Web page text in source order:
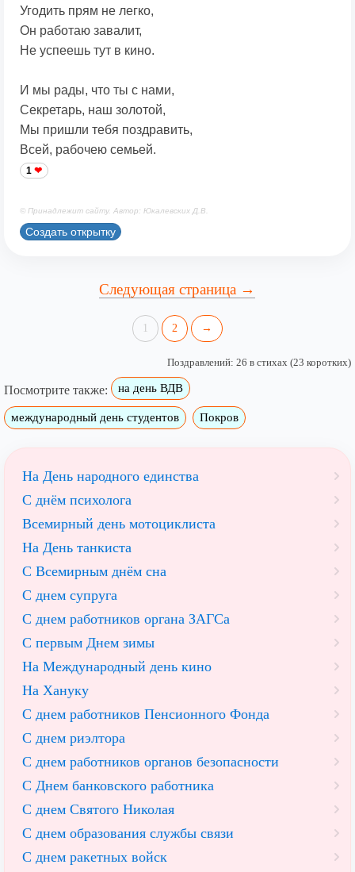
Угодить прям не легко,
Он работаю завалит,
Не успеешь тут в кино.
И мы рады, что ты с нами,
Секретарь, наш золотой,
Мы пришли тебя поздравить,
Всей, рабочею семьей.
1
© Принадлежит сайту. Автор: Юкалевских Д.В.
Создать открытку
Следующая страница →
1 2 →
Поздравлений: 26 в стихах (23 коротких)
Посмотрите также: на день ВДВ
международный день студентов Покров
На День народного единства
С днём психолога
Всемирный день мотоциклиста
На День танкиста
С Всемирным днём сна
С днем супруга
С днем работников органа ЗАГСа
С первым Днем зимы
На Международный день кино
На Хануку
С днем работников Пенсионного Фонда
С днем риэлтора
С днем работников органов безопасности
С Днем банковского работника
С днем Святого Николая
С днем образования службы связи
С днем ракетных войск